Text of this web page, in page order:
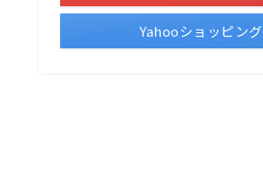
Yahooショッピング